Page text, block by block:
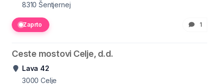
8310 Šentjernej
Zaprto 1
Ceste mostovi Celje, d.d.
Lava 42
3000 Celje